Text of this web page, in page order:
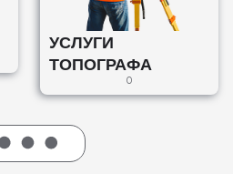
УСЛУГИ
ТОПОГРАФА
0